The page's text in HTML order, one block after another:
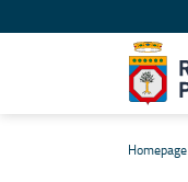
Homepage